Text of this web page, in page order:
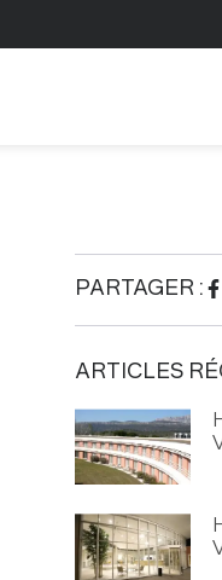
PARTAGER :
ARTICLES